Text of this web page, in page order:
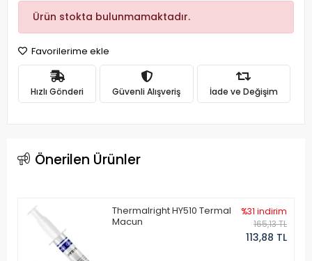
Ürün stokta bulunmamaktadır.
Favorilerime ekle
Hızlı Gönderi Güvenli Alışveriş İade ve Değişim
Önerilen Ürünler
Thermalright HY510 Termal
Macun
%31 indirim
165,13 TL
113,88 TL